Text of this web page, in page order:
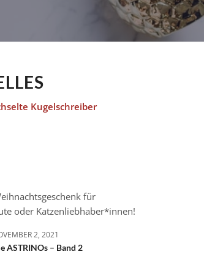
Kugelschreiber
für
oder Katzenliebhaber*innen!
2, 2021
ASTRINOs – Band 2